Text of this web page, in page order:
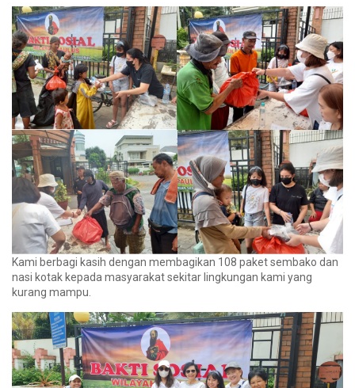
Kami berbagi kasih dengan membagikan 108 paket sembako dan
nasi kotak kepada masyarakat sekitar lingkungan kami yang
kurang mampu.